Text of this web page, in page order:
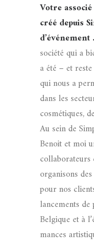
Votre
créé depuis
société qui a
a été – et
qui nous a
dans les
cosmétiques,
Au sein de
Benoit et moi
collaborateurs
organisons
pour nos
lancements
Belgique et à
mances